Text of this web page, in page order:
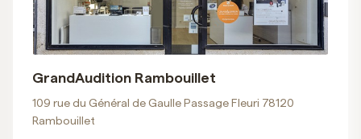
GrandAudition Rambouillet
109 rue du Général de Gaulle Passage Fleuri 78120
Rambouillet